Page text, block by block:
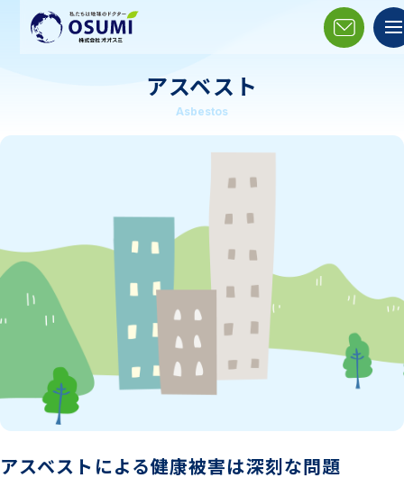
アスベスト
Asbestos
アスベストによる健康被害は深刻な問題